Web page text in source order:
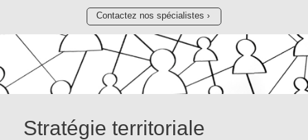
Contactez nos spécialistes
Stratégie territoriale